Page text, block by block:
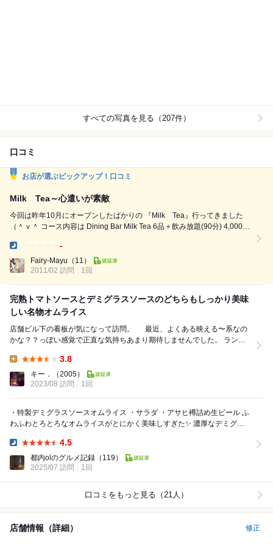
すべての写真を見る（207件）
口コミ
お店が選ぶピックアップ！口コミ
Milk Tea～心遣いが素敵
今回は昨年10月にオープンしたばかりの 『Milk Tea』行ってきました
（＾ｖ＾ コース内容は Dining Bar Milk Tea 6品＋飲み放題(90分) 4,000円
フライ盛り合わせ ●ソーセージとナスのミートソースパスタ ●濃厚バニラ
-
Fairy-Mayu （11）
2011/02 訪問
1回
完熟トマトソースとデミグラスソースのどちらもしっかり美味
しい名物オムライス
店舗ビル下の看板が気になって訪問。 最近、よくある映える〜系なの
かな？？っぽい感覚で正直な気持ちあまり期待しませんでした。 ランチ
3.8
キー．
（2005）
2023/08 訪問
1回
・特製デミグラスソースオムライス ・サラダ ・アサヒ樽詰め生ビール ふ
わふわとろとろなオムライスがとにかく美味しすぎた✨ 濃厚なデミグラ
4.5
都内olのグルメ記録 （119）
2025/07 訪問
1回
口コミをもっと見る（21人）
店舗情報（詳細） 修正